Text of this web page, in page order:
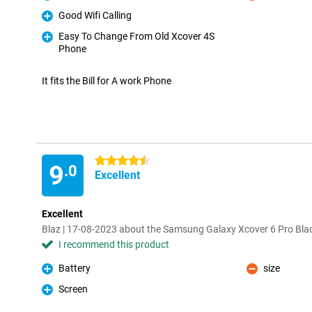
Pro
Pro
Good Wifi Calling
Easy To Change From Old Xcover 4S
Phone
Con
It fits the Bill for A work Phone
9.0
4.5 stars
Excellent
Excellent
Blaz | 17-08-2023 about the Samsung Galaxy Xcover 6 Pro
I recommend this product
Pro
Battery
Pro
Screen
Con
size